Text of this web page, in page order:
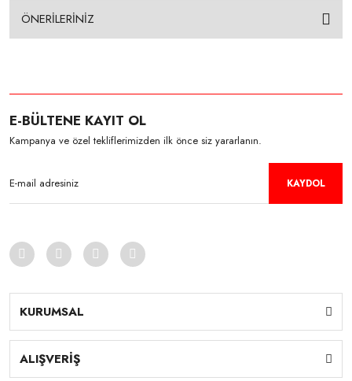
ÖNERİLERİNİZ
E-BÜLTENE KAYIT OL
Kampanya ve özel tekliflerimizden ilk önce siz yararlanın.
KAYDOL
KURUMSAL
ALIŞVERİŞ